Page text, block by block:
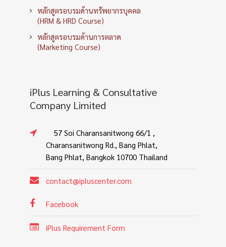
หลักสูตรอบรมด้านทรัพยากรบุคคล
(HRM & HRD Course)
หลักสูตรอบรมด้านการตลาด
(Marketing Course)
iPlus Learning & Consultative
Company Limited
57 Soi Charansanitwong 66/1 ,
Charansanitwong Rd., Bang Phlat,
Bang Phlat, Bangkok 10700 Thailand
contact@ipluscenter.com
Facebook
iPlus Requirement Form